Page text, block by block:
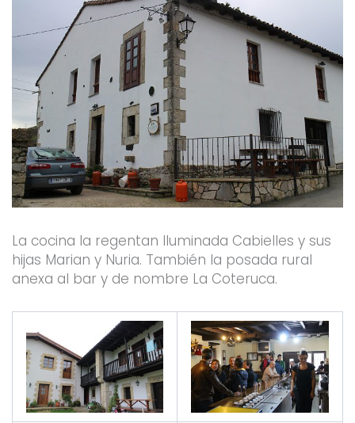
La cocina la regentan Iluminada Cabielles y sus
hijas Marian y Nuria. También la posada rural
anexa al bar y de nombre La Coteruca.